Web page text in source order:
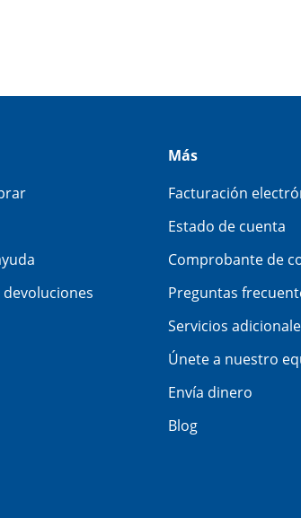
Más
Facturación
Estado de cuenta
Comprobante de
Preguntas
Servicios
Únete a nuestro
Envía dinero
Blog